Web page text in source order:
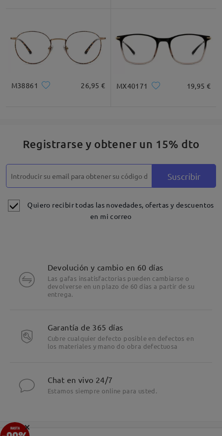
M38861 26,95 € MX40171 19,95 €
Registrarse y obtener un 15% dto
Suscribir
Quiero recibir todas las novedades, ofertas y descuentos
en mi correo
Devolución y cambio en 60 días
Las gafas insatisfactorias pueden cambiarse o
devolverse en un plazo de 60 días a partir de su
entrega.
Garantía de 365 días
Cubre cualquier defecto posible en defectos en
los materiales y mano do obra defectuosa
Chat en vivo 24/7
Estamos siempre online para usted.
×